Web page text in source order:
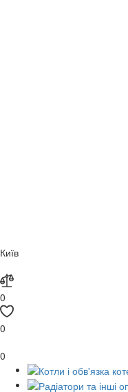
Київ
0
0
0